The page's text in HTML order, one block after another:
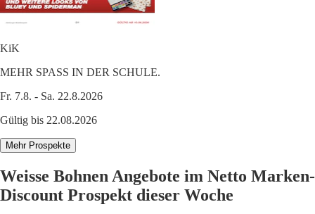
KiK
MEHR SPASS IN DER SCHULE.
Fr. 7.8. - Sa. 22.8.2026
Gültig bis 22.08.2026
Mehr Prospekte
Weisse Bohnen Angebote im Netto Marken-
Discount Prospekt dieser Woche